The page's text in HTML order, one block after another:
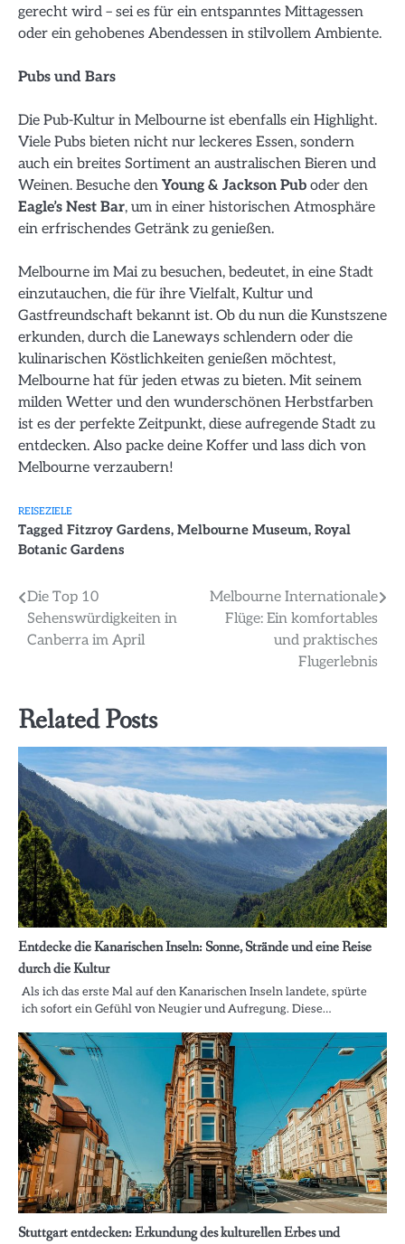
gerecht wird – sei es für ein entspanntes Mittagessen
oder ein gehobenes Abendessen in stilvollem Ambiente.
Pubs und Bars
Die Pub-Kultur in Melbourne ist ebenfalls ein Highlight.
Viele Pubs bieten nicht nur leckeres Essen, sondern
auch ein breites Sortiment an australischen Bieren und
Weinen. Besuche den Young & Jackson Pub oder den
Eagle’s Nest Bar, um in einer historischen Atmosphäre
ein erfrischendes Getränk zu genießen.
Melbourne im Mai zu besuchen, bedeutet, in eine Stadt
einzutauchen, die für ihre Vielfalt, Kultur und
Gastfreundschaft bekannt ist. Ob du nun die Kunstszene
erkunden, durch die Laneways schlendern oder die
kulinarischen Köstlichkeiten genießen möchtest,
Melbourne hat für jeden etwas zu bieten. Mit seinem
milden Wetter und den wunderschönen Herbstfarben
ist es der perfekte Zeitpunkt, diese aufregende Stadt zu
entdecken. Also packe deine Koffer und lass dich von
Melbourne verzaubern!
REISEZIELE
Tagged Fitzroy Gardens, Melbourne Museum, Royal
Botanic Gardens
Beitragsnavigation
Die Top 10
Sehenswürdigkeiten in
Canberra im April
Melbourne Internationale
Flüge: Ein komfortables
und praktisches
Flugerlebnis
Related Posts
Entdecke die Kanarischen Inseln: Sonne, Strände und eine Reise
durch die Kultur
Als ich das erste Mal auf den Kanarischen Inseln landete, spürte
ich sofort ein Gefühl von Neugier und Aufregung. Diese…
Stuttgart entdecken: Erkundung des kulturellen Erbes und